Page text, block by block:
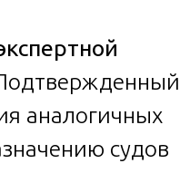
аналогичных
судов